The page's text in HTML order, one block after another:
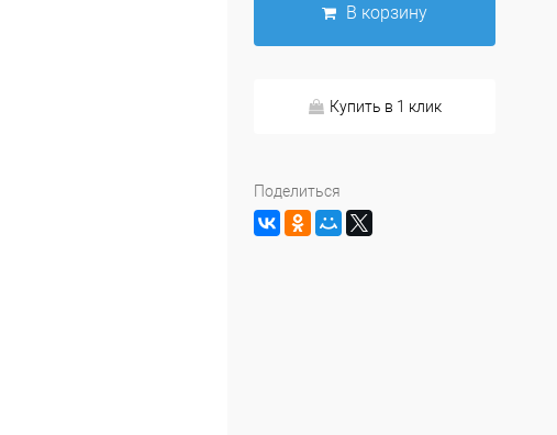
В корзину
Купить в 1 клик
Поделиться